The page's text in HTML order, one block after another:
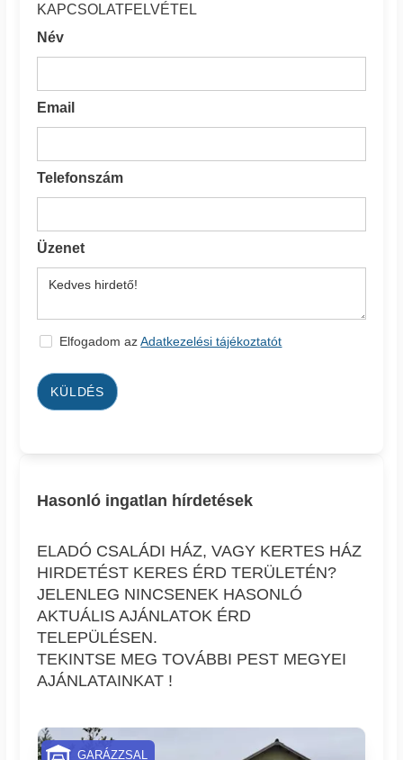
KAPCSOLATFELVÉTEL
Név
Email
Telefonszám
Üzenet
Elfogadom azAdatkezelési tájékoztatót
KÜLDÉS
Hasonló ingatlan hírdetések
ELADÓ CSALÁDI HÁZ, VAGY KERTES HÁZ
HIRDETÉST KERES ÉRD TERÜLETÉN?
JELENLEG NINCSENEK HASONLÓ
AKTUÁLIS AJÁNLATOK ÉRD
TELEPÜLÉSEN.
TEKINTSE MEG TOVÁBBI PEST MEGYEI
AJÁNLATAINKAT !
GARÁZZSAL